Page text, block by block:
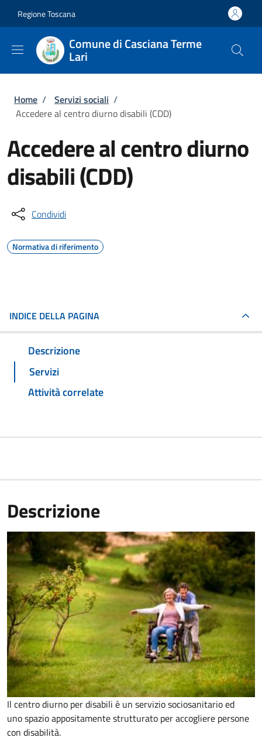
Regione Toscana
Comune di Casciana Terme
Lari
Briciole di pane
Home / Servizi sociali /
Accedere al centro diurno disabili (CDD)
Accedere al centro diurno
disabili (CDD)
Condividi
Normativa di riferimento
INDICE DELLA PAGINA
Descrizione
Servizi
Attività correlate
Descrizione
Il centro diurno per disabili è un servizio sociosanitario ed
uno spazio appositamente strutturato per accogliere persone
con disabilità.